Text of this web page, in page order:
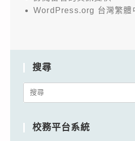
WordPress.org 台灣繁體
搜尋
Search
校務平台系統